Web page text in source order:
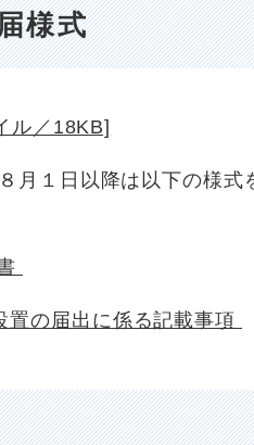
様式
ル／18KB]
月１日以降は以下の様式
の届出に係る記載事項